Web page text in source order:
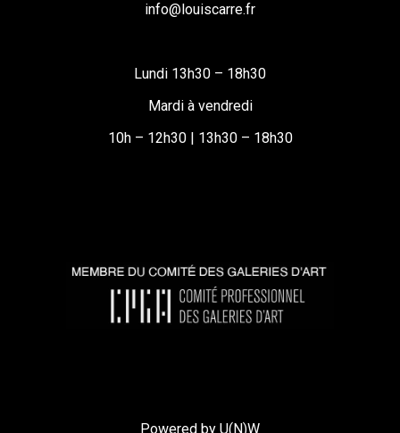
info@louiscarre.fr
Lundi 13h30 – 18h30
Mardi à vendredi
10h – 12h30 | 13h30 – 18h30
Powered by U(N)W